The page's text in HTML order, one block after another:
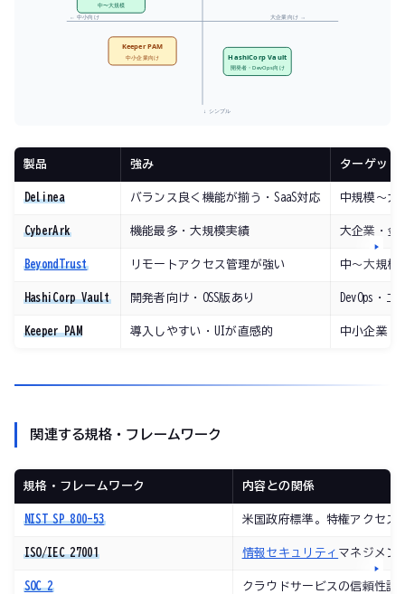
↓ シンプル
← 中小向け 大企業向け →
中〜大規模
Keeper PAM
中小企業向け HashiCorp Vault
開発者・DevOps向け
製品 強み ターゲット
Delinea バランス良く機能が揃う・SaaS対応 中規模〜大
CyberArk 機能最多・大規模実績 大企業・金
BeyondTrust リモートアクセス管理が強い 中〜大規模
HashiCorp Vault 開発者向け・OSS版あり DevOps・
Keeper PAM 導入しやすい・UIが直感的 中小企業
関連する規格・フレームワーク
規格・フレームワーク 内容との関係
NIST SP 800-53 米国政府標準。特権アクセス
ISO/IEC 27001 情報セキュリティ マネジメン
SOC 2 クラウドサービスの信頼性評